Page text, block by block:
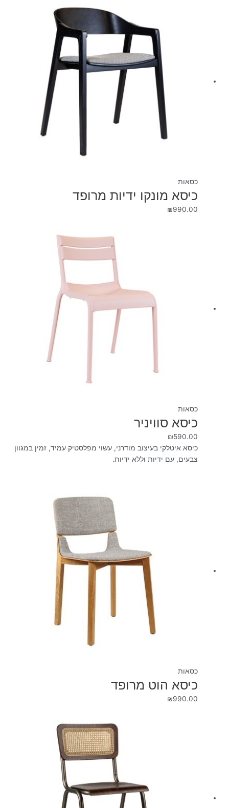
כסאות
כיסא מונקו ידיות מרופד
₪990.00
כסאות
כיסא סוויניר
₪590.00
כיסא איטלקי בעיצוב מודרני, עשוי מפלסטיק עמיד, זמין במגוון
צבעים, עם ידיות וללא ידיות.
כסאות
כיסא הוט מרופד
₪990.00